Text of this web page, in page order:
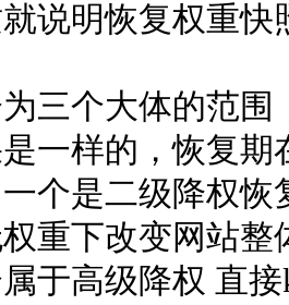
说明恢复权重快
三个大体的范
一样的，恢复
个是二级降权
重下改变网站
于高级降权 直